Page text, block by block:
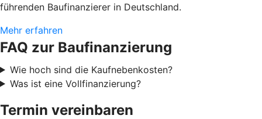
führenden Baufinanzierer in Deutschland.
Mehr erfahren
FAQ zur Baufinanzierung
Wie hoch sind die Kaufnebenkosten?
Was ist eine Vollfinanzierung?
Termin vereinbaren